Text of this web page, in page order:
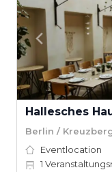
Hallesches
Berlin /
Eventlocation
1